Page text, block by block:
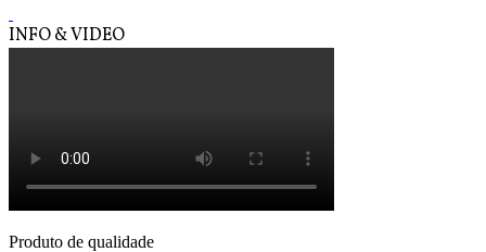
INFO & VIDEO
Produto de qualidade